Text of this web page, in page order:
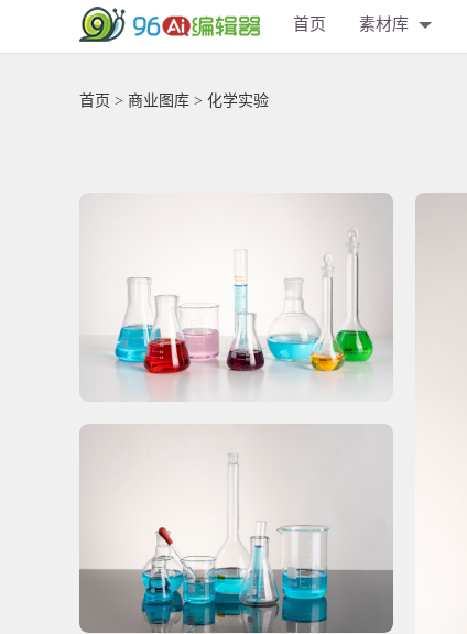
首页 素材库
首页 > 商业图库 > 化学实验